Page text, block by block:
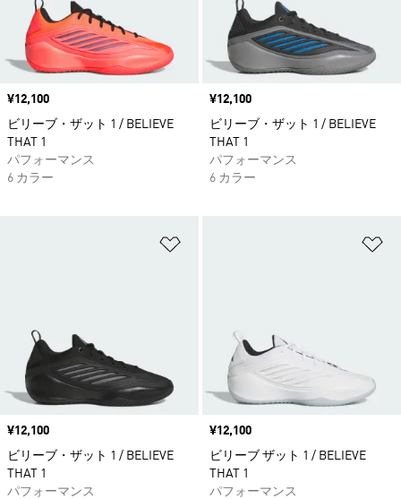
価格
¥12,100
ビリーブ・ザット 1 / BELIEVE
THAT 1
パフォーマンス
6 カラー
価格
¥12,100
ビリーブ・ザット 1 / BELIEVE
THAT 1
パフォーマンス
6 カラー
価格
¥12,100
ビリーブ・ザット 1 / BELIEVE
THAT 1
パフォーマンス
価格
¥12,100
ビリーブ ザット 1 / BELIEVE
THAT 1
パフォーマンス